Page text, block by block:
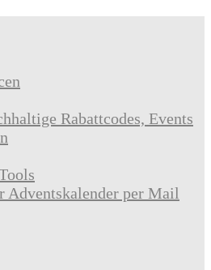
Rabattcodes, Events
Adventskalender per Mail